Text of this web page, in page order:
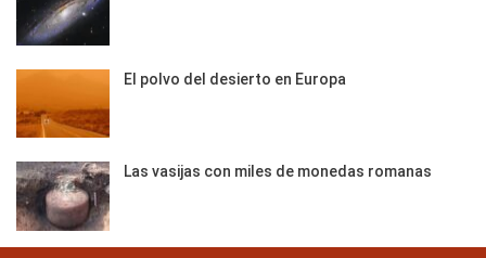
El polvo del desierto en Europa
Las vasijas con miles de monedas romanas